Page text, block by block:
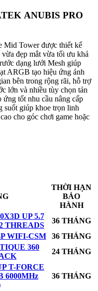
ANUBIS PRO
Mid Tower được thiết kế
đẹp mắt vừa tối ưu khả
dạng lưới Mesh giúp
ARGB tạo hiệu ứng ánh
bên trong rộng rãi, hỗ trợ
lớn và nhiều tùy chọn tản
tốt nhu cầu nâng cấp
suốt giúp khoe trọn linh
cho góc chơi game hoặc
THỜI HẠN
BẢO
HÀNH
UP 5.7
THREADS
36 THÁNG
WIFI-CSM
36 THÁNG
360
24 THÁNG
T-FORCE
6000MHz
36 THÁNG